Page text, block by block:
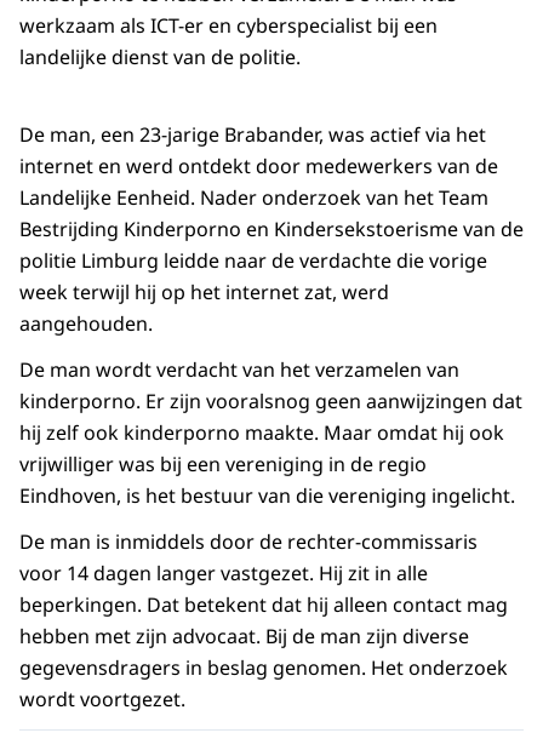
werkzaam als ICT-er en cyberspecialist bij een
landelijke dienst van de politie.
De man, een 23-jarige Brabander, was actief via het
internet en werd ontdekt door medewerkers van de
Landelijke Eenheid. Nader onderzoek van het Team
Bestrijding Kinderporno en Kindersekstoerisme van de
politie Limburg leidde naar de verdachte die vorige
week terwijl hij op het internet zat, werd
aangehouden.
De man wordt verdacht van het verzamelen van
kinderporno. Er zijn vooralsnog geen aanwijzingen dat
hij zelf ook kinderporno maakte. Maar omdat hij ook
vrijwilliger was bij een vereniging in de regio
Eindhoven, is het bestuur van die vereniging ingelicht.
De man is inmiddels door de rechter-commissaris
voor 14 dagen langer vastgezet. Hij zit in alle
beperkingen. Dat betekent dat hij alleen contact mag
hebben met zijn advocaat. Bij de man zijn diverse
gegevensdragers in beslag genomen. Het onderzoek
wordt voortgezet.